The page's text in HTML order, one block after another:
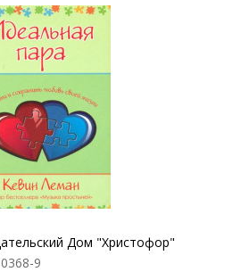
Дом "Христофор"
9